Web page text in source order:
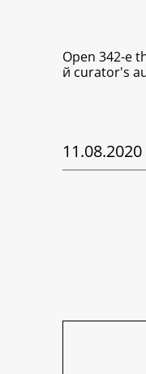
Open 342-е
й curator's
11.08.2020